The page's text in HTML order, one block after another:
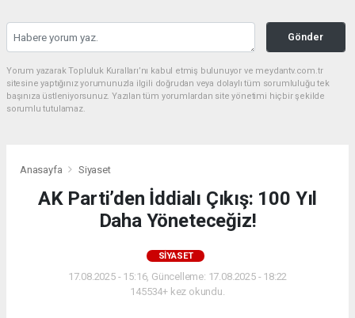
Gönder
Yorum yazarak Topluluk Kuralları’nı kabul etmiş bulunuyor ve meydantv.com.tr
sitesine yaptığınız yorumunuzla ilgili doğrudan veya dolaylı tüm sorumluluğu tek
başınıza üstleniyorsunuz. Yazılan tüm yorumlardan site yönetimi hiçbir şekilde
sorumlu tutulamaz.
Anasayfa Siyaset
AK Parti’den İddialı Çıkış: 100 Yıl
Daha Yöneteceğiz!
SIYASET
17.08.2025 - 15:16, Güncelleme: 17.08.2025 - 18:22
145534+ kez okundu.